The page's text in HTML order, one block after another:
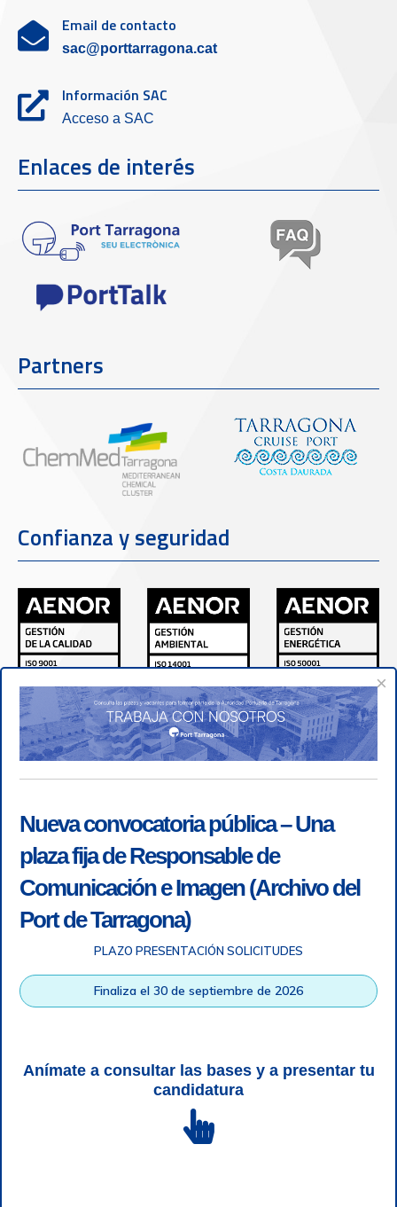
Email de contacto
sac@porttarragona.cat
Información SAC
Acceso a SAC
Enlaces de interés
Partners
Confianza y seguridad
Autoridad Portuaria de Tarragona © Todos los derechos
×
Nueva convocatoria pública – Una
plaza fija de Responsable de
Comunicación e Imagen (Archivo del
Port de Tarragona)
PLAZO PRESENTACIÓN SOLICITUDES
Finaliza el 30 de septiembre de 2026
Anímate a consultar las bases y a presentar tu
candidatura